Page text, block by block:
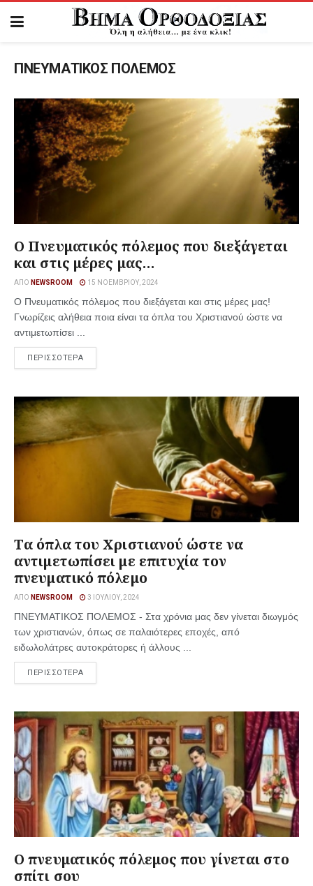
ΠΝΕΥΜΑΤΙΚΟΣ ΠΟΛΕΜΟΣ
Ο Πνευματικός πόλεμος που διεξάγεται
και στις μέρες μας…
ΑΠΌ NEWSROOM 15 ΝΟΕΜΒΡΊΟΥ, 2024
Ο Πνευματικός πόλεμος που διεξάγεται και στις μέρες μας!
Γνωρίζεις αλήθεια ποια είναι τα όπλα του Χριστιανού ώστε να
αντιμετωπίσει ...
ΠΕΡΙΣΣΟΤΕΡΑ
Tα όπλα του Χριστιανού ώστε να
αντιμετωπίσει με επιτυχία τον
πνευματικό πόλεμο
ΑΠΌ NEWSROOM 3 ΙΟΥΛΊΟΥ, 2024
ΠΝΕΥΜΑΤΙΚΟΣ ΠΟΛΕΜΟΣ - Στα χρόνια μας δεν γίνεται διωγμός
των χριστιανών, όπως σε παλαιότερες εποχές, από
ειδωλολάτρες αυτοκράτορες ή άλλους ...
ΠΕΡΙΣΣΟΤΕΡΑ
Ο πνευματικός πόλεμος που γίνεται στο
σπίτι σου